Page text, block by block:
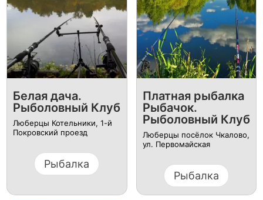
Белая дача.
Рыболовный Клуб
Люберцы Котельники, 1-й
Покровский проезд
Рыбалка
Платная рыбалка
Рыбачок.
Рыболовный Клуб
Люберцы посёлок Чкалово,
ул. Первомайская
Рыбалка